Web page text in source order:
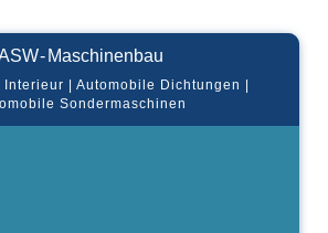
- Maschinenbau
| Automobile Dichtungen |
Sondermaschinen